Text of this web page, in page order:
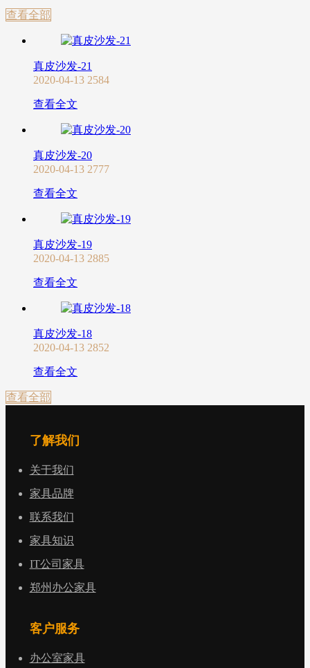
查看全部
真皮沙发-21
2020-04-13 2584
查看全文
真皮沙发-20
2020-04-13 2777
查看全文
真皮沙发-19
2020-04-13 2885
查看全文
真皮沙发-18
2020-04-13 2852
查看全文
查看全部
了解我们
关于我们
家具品牌
联系我们
家具知识
IT公司家具
郑州办公家具
客户服务
办公室家具